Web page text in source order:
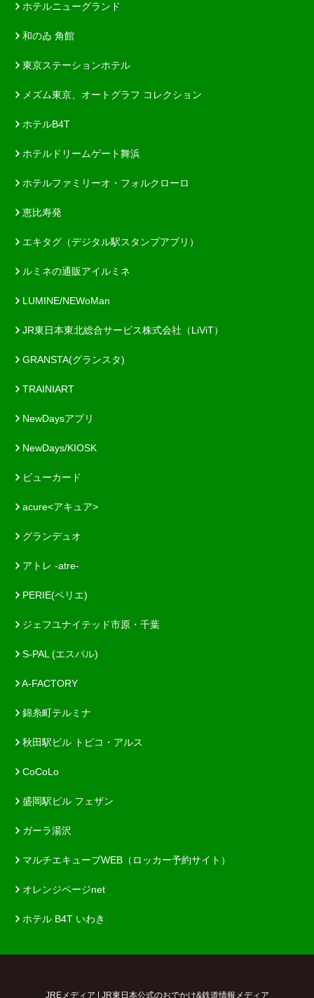
ホテルニューグランド
和のゐ 角館
東京ステーションホテル
メズム東京、オートグラフ コレクション
ホテルB4T
ホテルドリームゲート舞浜
ホテルファミリーオ・フォルクローロ
恵比寿発
エキタグ（デジタル駅スタンプアプリ）
ルミネの通販アイルミネ
LUMINE/NEWoMan
JR東日本東北総合サービス株式会社（LiViT）
GRANSTA(グランスタ)
TRAINIART
NewDaysアプリ
NewDays/KIOSK
ビューカード
acure<アキュア>
グランデュオ
アトレ -atre-
PERIE(ペリエ)
ジェフユナイテッド市原・千葉
S-PAL (エスパル)
A-FACTORY
錦糸町テルミナ
秋田駅ビル トピコ・アルス
CoCoLo
盛岡駅ビル フェザン
ガーラ湯沢
マルチエキューブWEB（ロッカー予約サイト）
オレンジページnet
ホテル B4T いわき
JREメディア | JR東日本公式のおでかけ&鉄道情報メディア